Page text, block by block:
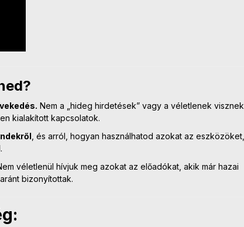
Nem a „hideg hirdetések” vagy a véletlenek visznek
kialakított kapcsolatok.
, és arról, hogyan használhatod azokat az eszközöket,
véletlenül hívjuk meg azokat az előadókat, akik már hazai
bizonyítottak.